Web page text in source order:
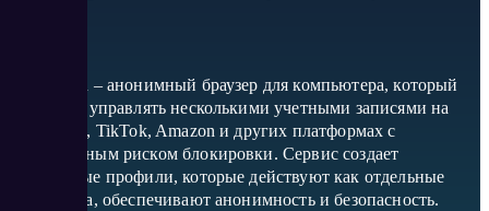
MoreLogin – анонимный браузер для компьютера, который
позволяет управлять несколькими учетными записями на
Facebook*, TikTok, Amazon и других платформах с
минимальным риском блокировки. Сервис создает
уникальные профили, которые действуют как отдельные
устройства, обеспечивают анонимность и безопасность.